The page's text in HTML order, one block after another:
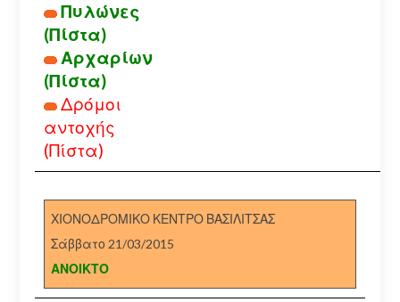
Πυλώνες
(Πίστα)
Αρχαρίων
(Πίστα)
Δρόμοι
αντοχής
(Πίστα)
ΧΙΟΝΟΔΡΟΜΙΚΟ ΚΕΝΤΡΟ ΒΑΣΙΛΙΤΣΑΣ
Σάββατο 21/03/2015
ΑΝΟΙΚΤΟ